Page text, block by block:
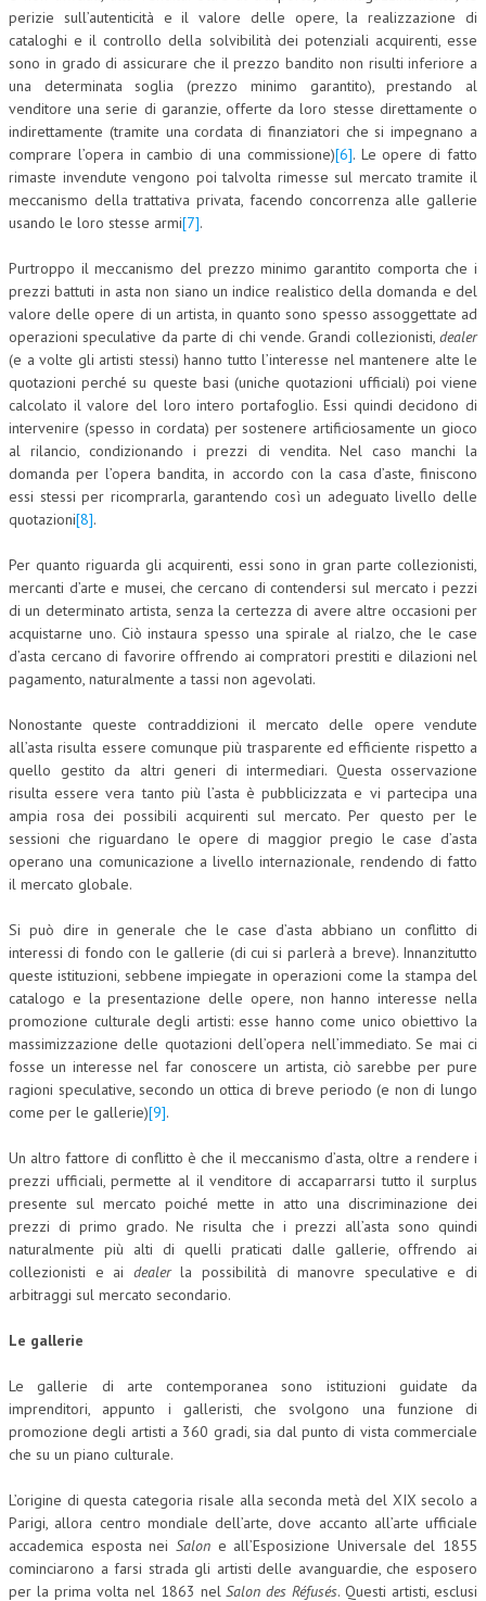
FISCO
FISCALITÀ INTERNAZIONALE
TAX RISK MANAGEMENT
CRIMINOLOGIA TRIBUTARIA
CFC E PARADISI FISCALI
PRASSI
AMMINISTRATIVA
TRIBUTARIA
GIURISPRUDENZA
EUROPEA
COSTITUZIONALE
TRIBUTARIA
PENALE
NEWS
CORSI ENTI TERZI
PUBBLICAZIONI
BOLLETTINO FINANZIAMENTI
TELEGRAM
DOCUMENTI
MANUALI E MONOGRAFIE
TESI DI LAUREA
MATERIALE DIDATTICO
INVITI E PROMOZIONI
perizie sull’autenticità e il valore delle opere, la realizzazione di
cataloghi e il controllo della solvibilità dei potenziali acquirenti, esse
sono in grado di assicurare che il prezzo bandito non risulti inferiore a
una determinata soglia (prezzo minimo garantito), prestando al
venditore una serie di garanzie, offerte da loro stesse direttamente o
indirettamente (tramite una cordata di finanziatori che si impegnano a
comprare l’opera in cambio di una commissione)[6]. Le opere di fatto
rimaste invendute vengono poi talvolta rimesse sul mercato tramite il
meccanismo della trattativa privata, facendo concorrenza alle gallerie
usando le loro stesse armi[7].
Purtroppo il meccanismo del prezzo minimo garantito comporta che i
prezzi battuti in asta non siano un indice realistico della domanda e del
valore delle opere di un artista, in quanto sono spesso assoggettate ad
operazioni speculative da parte di chi vende. Grandi collezionisti, dealer
(e a volte gli artisti stessi) hanno tutto l’interesse nel mantenere alte le
quotazioni perché su queste basi (uniche quotazioni ufficiali) poi viene
calcolato il valore del loro intero portafoglio. Essi quindi decidono di
intervenire (spesso in cordata) per sostenere artificiosamente un gioco
al rilancio, condizionando i prezzi di vendita. Nel caso manchi la
domanda per l’opera bandita, in accordo con la casa d’aste, finiscono
essi stessi per ricomprarla, garantendo così un adeguato livello delle
quotazioni[8].
Per quanto riguarda gli acquirenti, essi sono in gran parte collezionisti,
mercanti d’arte e musei, che cercano di contendersi sul mercato i pezzi
di un determinato artista, senza la certezza di avere altre occasioni per
acquistarne uno. Ciò instaura spesso una spirale al rialzo, che le case
d’asta cercano di favorire offrendo ai compratori prestiti e dilazioni nel
pagamento, naturalmente a tassi non agevolati.
Nonostante queste contraddizioni il mercato delle opere vendute
all’asta risulta essere comunque più trasparente ed efficiente rispetto a
quello gestito da altri generi di intermediari. Questa osservazione
risulta essere vera tanto più l’asta è pubblicizzata e vi partecipa una
ampia rosa dei possibili acquirenti sul mercato. Per questo per le
sessioni che riguardano le opere di maggior pregio le case d’asta
operano una comunicazione a livello internazionale, rendendo di fatto
il mercato globale.
Si può dire in generale che le case d’asta abbiano un conflitto di
interessi di fondo con le gallerie (di cui si parlerà a breve). Innanzitutto
queste istituzioni, sebbene impiegate in operazioni come la stampa del
catalogo e la presentazione delle opere, non hanno interesse nella
promozione culturale degli artisti: esse hanno come unico obiettivo la
massimizzazione delle quotazioni dell’opera nell’immediato. Se mai ci
fosse un interesse nel far conoscere un artista, ciò sarebbe per pure
ragioni speculative, secondo un ottica di breve periodo (e non di lungo
come per le gallerie)[9].
Un altro fattore di conflitto è che il meccanismo d’asta, oltre a rendere i
prezzi ufficiali, permette al il venditore di accaparrarsi tutto il surplus
presente sul mercato poiché mette in atto una discriminazione dei
prezzi di primo grado. Ne risulta che i prezzi all’asta sono quindi
naturalmente più alti di quelli praticati dalle gallerie, offrendo ai
collezionisti e ai dealerla possibilità di manovre speculative e di
arbitraggi sul mercato secondario.
Le gallerie
Le gallerie di arte contemporanea sono istituzioni guidate da
imprenditori, appunto i galleristi, che svolgono una funzione di
promozione degli artisti a 360 gradi, sia dal punto di vista commerciale
che su un piano culturale.
L’origine di questa categoria risale alla seconda metà del XIX secolo a
Parigi, allora centro mondiale dell’arte, dove accanto all’arte ufficiale
accademica esposta nei Salone all’Esposizione Universale del 1855
cominciarono a farsi strada gli artisti delle avanguardie, che esposero
per la prima volta nel 1863 nelSalon des Réfusés. Questi artisti, esclusi